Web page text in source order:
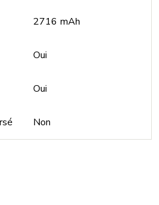
2716 mAh
Oui
Oui
Non